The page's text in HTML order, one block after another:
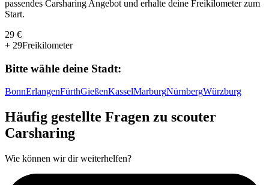
passendes Carsharing Angebot und erhalte deine Freikilometer zum
Start.
29 €
+ 29Freikilometer
Bitte wähle deine Stadt:
BonnErlangenFürthGießenKasselMarburgNürnbergWürzburg
Häufig gestellte Fragen zu scouter
Carsharing
Wie können wir dir weiterhelfen?